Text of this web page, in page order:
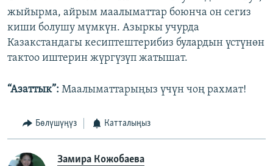
жыйырма, айрым маалыматтар боюнча он сегиз
киши болушу мүмкүн. Азыркы учурда
Казакстандагы кесиптештерибиз булардын үстүнөн
тактоо иштерин жүргүзүп жатышат.
“Азаттык”: Маалыматтарыңыз үчүн чоң рахмат!
Бөлүшүңүз Катталыңыз
Замира Кожобаева